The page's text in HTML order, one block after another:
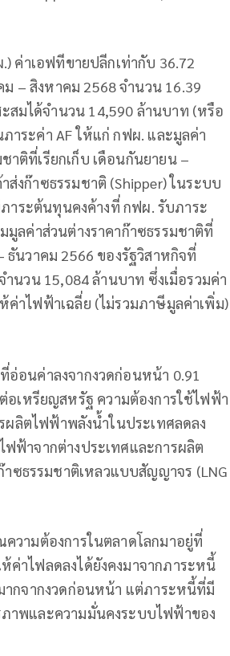
ค่าเอฟทีขายปลีกเท่ากับ 36.72
– สิงหาคม 2568 จำนวน 16.39
สมได้จำนวน 14,590 ล้านบาท (หรือ
ระค่า AF ให้แก่ กฟผ. และมูลค่า
าติที่เรียกเก็บ เดือนกันยายน –
งก๊าซธรรมชาติ (Shipper) ในระบบ
าระต้นทุนคงค้างที่ กฟผ. รับภาระ
ลค่าส่วนต่างราคาก๊าซธรรมชาติที่
ธันวาคม 2566 ของรัฐวิสาหกิจที่
นวน 15,084 ล้านบาท ซึ่งเมื่อรวมค่า
าไฟฟ้าเฉลี่ย (ไม่รวมภาษีมูลค่าเพิ่ม)
อ่อนค่าลงจากงวดก่อนหน้า 0.91
อเหรียญสหรัฐ ความต้องการใช้ไฟฟ้า
ลิตไฟฟ้าพลังน้ำในประเทศลดลง
ฟ้าจากต่างประเทศและการผลิต
ซธรรมชาติเหลวแบบสัญญาจร (LNG
วามต้องการในตลาดโลกมาอยู่ที่
าไฟลดลงได้ยังคงมาจากภาระหนี้
ากจากงวดก่อนหน้า แต่ภาระหนี้ที่มี
ภาพและความมั่นคงระบบไฟฟ้าของ